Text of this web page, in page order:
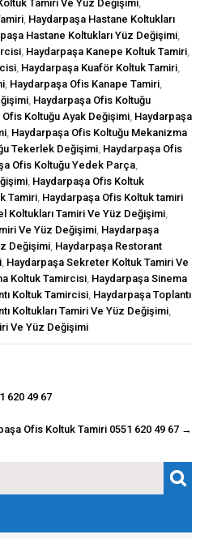
Tamiri Ve Yüz Değişimi,
, Haydarpaşa Hastane Koltukları
Hastane Koltukları Yüz Değişimi,
, Haydarpaşa Kanepe Koltuk Tamiri,
, Haydarpaşa Kuaför Koltuk Tamiri,
, Haydarpaşa Ofis Kanape Tamiri,
, Haydarpaşa Ofis Koltuğu
Koltuğu Ayak Değişimi, Haydarpaşa
, Haydarpaşa Ofis Koltuğu Mekanizma
Tekerlek Değişimi, Haydarpaşa Ofis
Ofis Koltuğu Yedek Parça,
, Haydarpaşa Ofis Koltuk
Tamiri, Haydarpaşa Ofis Koltuk tamiri
Koltukları Tamiri Ve Yüz Değişimi,
Ve Yüz Değişimi, Haydarpaşa
Değişimi, Haydarpaşa Restorant
, Haydarpaşa Sekreter Koltuk Tamiri Ve
Koltuk Tamircisi, Haydarpaşa Sinema
Koltuk Tamircisi, Haydarpaşa Toplantı
Koltukları Tamiri Ve Yüz Değişimi,
Ve Yüz Değişimi
620 49 67
Ofis Koltuk Tamiri 0551 620 49 67 →